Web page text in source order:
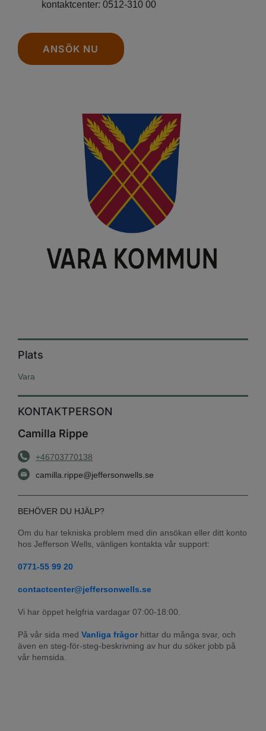
kontaktcenter: 0512-310 00
ANSÖK NU
Plats
Vara
KONTAKTPERSON
Camilla Rippe
+46703770138
camilla.rippe@jeffersonwells.se
BEHÖVER DU HJÄLP?
Om du har tekniska problem med din ansökan eller ditt konto
hos Jefferson Wells, vänligen kontakta vår support:
0771-55 99 20
contactcenter@jeffersonwells.se
Vi har öppet helgfria vardagar 07:00-18:00.
På vår sida med Vanliga frågor hittar du många svar, och
även en steg-för-steg-beskrivning av hur du söker jobb på
vår hemsida.